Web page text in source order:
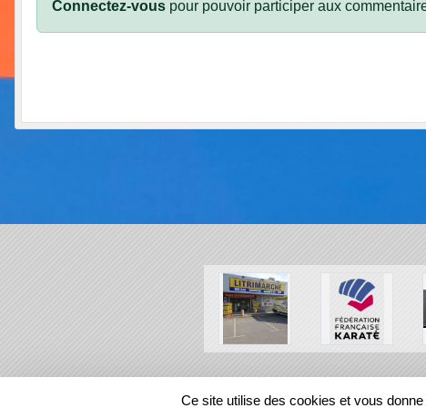
Connectez-vous pour pouvoir participer aux
REGIONS
Ce site utilise des cookies et vous